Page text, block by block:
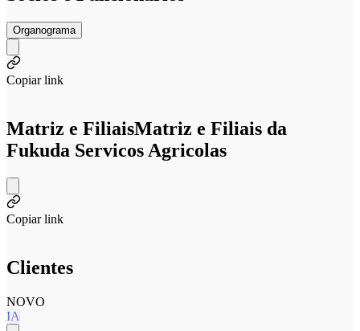
Organograma
Copiar link
Matriz e FiliaisMatriz e Filiais da
Fukuda Servicos Agricolas
Copiar link
Clientes
NOVO
IA